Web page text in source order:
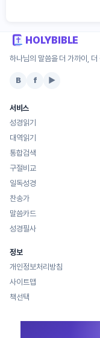
HOLYBIBLE
하나님의 말씀을 더 가까이, 더
B f ▶
서비스
성경읽기
대역읽기
통합검색
구절비교
일독성경
찬송가
말씀카드
성경필사
정보
개인정보처리방침
사이트맵
책선택